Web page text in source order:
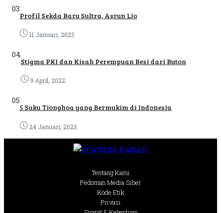
03
Profil Sekda Baru Sultra, Asrun Lio
11 Januari, 2023
04
Stigma PKI dan Kisah Perempuan Besi dari Buton
9 April, 2022
05
5 Suku Tionghoa yang Bermukim di Indonesia
24 Januari, 2023
Tentang Kami
Pedoman Media Siber
Kode Etik
Privasi